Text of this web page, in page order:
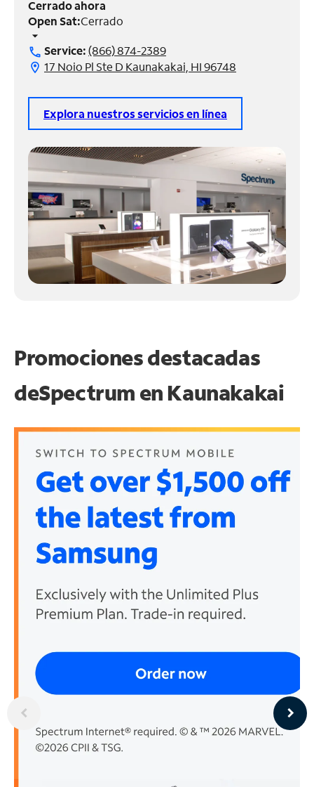
Administrar
cuenta
Encuentra
Cerrado ahora
Open Sat:Cerrado
arrow_drop_down
call Service:(866) 874-2389
location_on 17 Noio Pl Ste D Kaunakakai, HI 96748
Explora nuestros servicios en línea
Promociones destacadas
deSpectrum en Kaunakakai